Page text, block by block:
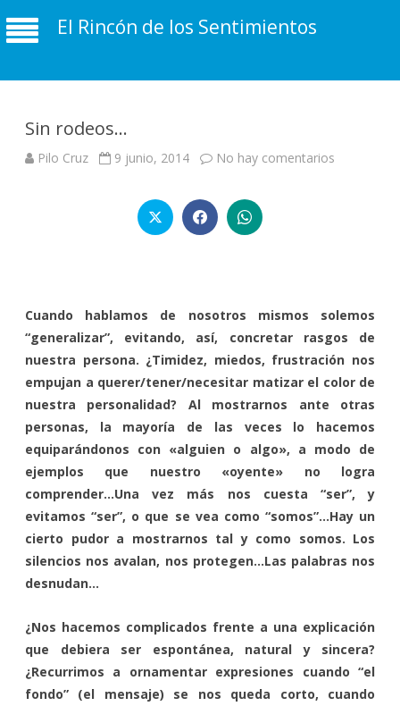
El Rincón de los Sentimientos
Sin rodeos…
Pilo Cruz 9 junio, 2014 No hay comentarios
Cuando hablamos de nosotros mismos solemos
“generalizar”, evitando, así, concretar rasgos de
nuestra persona. ¿Timidez, miedos, frustración nos
empujan a querer/tener/necesitar matizar el color de
nuestra personalidad? Al mostrarnos ante otras
personas, la mayoría de las veces lo hacemos
equiparándonos con «alguien o algo», a modo de
ejemplos que nuestro «oyente» no logra
comprender…Una vez más nos cuesta “ser”, y
evitamos “ser”, o que se vea como “somos”…Hay un
cierto pudor a mostrarnos tal y como somos. Los
silencios nos avalan, nos protegen…Las palabras nos
desnudan…
¿Nos hacemos complicados frente a una explicación
que debiera ser espontánea, natural y sincera?
¿Recurrimos a ornamentar expresiones cuando “el
fondo” (el mensaje) se nos queda corto, cuando